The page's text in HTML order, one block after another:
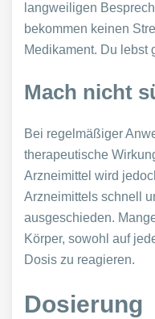
langweiligen
bekommen keinen
Medikament. Du lebst
Mach nicht
Bei regelmäßiger
therapeutische
Arzneimittel wird
Arzneimittels schnell
ausgeschieden.
Körper, sowohl auf
Dosis zu reagieren.
Dosierung